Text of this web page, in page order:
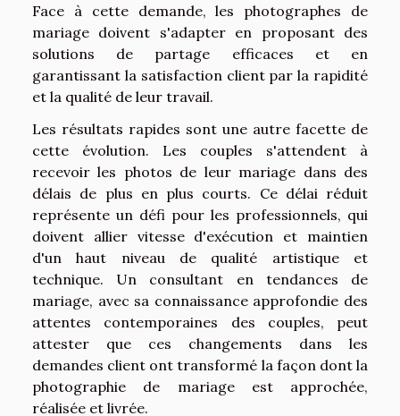
Face à cette demande, les photographes de
mariage doivent s'adapter en proposant des
solutions de partage efficaces et en
garantissant la satisfaction client par la rapidité
et la qualité de leur travail.
Les résultats rapides sont une autre facette de
cette évolution. Les couples s'attendent à
recevoir les photos de leur mariage dans des
délais de plus en plus courts. Ce délai réduit
représente un défi pour les professionnels, qui
doivent allier vitesse d'exécution et maintien
d'un haut niveau de qualité artistique et
technique. Un consultant en tendances de
mariage, avec sa connaissance approfondie des
attentes contemporaines des couples, peut
attester que ces changements dans les
demandes client ont transformé la façon dont la
photographie de mariage est approchée,
réalisée et livrée.